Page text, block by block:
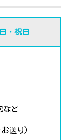
・祝日
など
送り)